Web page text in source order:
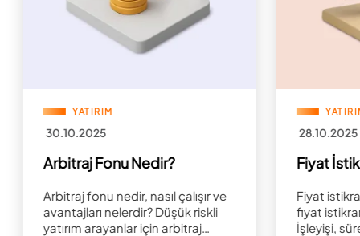
YATIRIM
30.10.2025
Arbitraj Fonu Nedir?
Arbitraj fonu nedir, nasıl çalışır ve
avantajları nelerdir? Düşük riskli
yatırım arayanlar için arbitraj
28.10.2025
Fiyat
Fiyat
fiyat
İşleyişi,